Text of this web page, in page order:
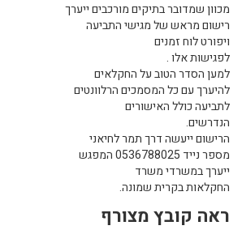
מכוון שמדובר בתיקים מורכבים ייערך
רישום מראש של מגישי התביעה
ויפורט לוח זמנים
לפגישות אלו .
למען הסדר הטוב על החקלאים
להיערך עם כל המסמכים הרלוונטים
לתביעה כולל האישורים
הנדרשים.
הרישום ייעשה דרך תמר לחיאני
מספר נייד 0536788025 המפגש
ייערך במשרדי משרד
החקלאות בקרית שמונה.
ראה קובץ מצורף